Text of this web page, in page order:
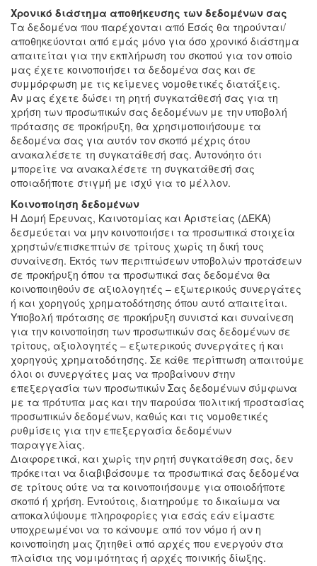
Χρονικό διάστημα αποθήκευσης των δεδομένων σας
Τα δεδομένα που παρέχονται από Εσάς θα τηρούνται/
αποθηκεύονται από εμάς μόνο για όσο χρονικό διάστημα
απαιτείται για την εκπλήρωση του σκοπού για τον οποίο
μας έχετε κοινοποιήσει τα δεδομένα σας και σε
συμμόρφωση με τις κείμενες νομοθετικές διατάξεις.
Αν μας έχετε δώσει τη ρητή συγκατάθεσή σας για τη
χρήση των προσωπικών σας δεδομένων με την υποβολή
πρότασης σε προκήρυξη, θα χρησιμοποιήσουμε τα
δεδομένα σας για αυτόν τον σκοπό μέχρις ότου
ανακαλέσετε τη συγκατάθεσή σας. Αυτονόητο ότι
μπορείτε να ανακαλέσετε τη συγκατάθεσή σας
οποιαδήποτε στιγμή με ισχύ για το μέλλον.
Κοινοποίηση δεδομένων
Η Δομή Έρευνας, Καινοτομίας και Αριστείας (ΔΕΚΑ)
δεσμεύεται να μην κοινοποιήσει τα προσωπικά στοιχεία
χρηστών/επισκεπτών σε τρίτους χωρίς τη δική τους
συναίνεση. Εκτός των περιπτώσεων υποβολών προτάσεων
σε προκήρυξη όπου τα προσωπικά σας δεδομένα θα
κοινοποιηθούν σε αξιολογητές – εξωτερικούς συνεργάτες
ή και χορηγούς χρηματοδότησης όπου αυτό απαιτείται.
Υποβολή πρότασης σε προκήρυξη συνιστά και συναίνεση
για την κοινοποίηση των προσωπικών σας δεδομένων σε
τρίτους, αξιολογητές – εξωτερικούς συνεργάτες ή και
χορηγούς χρηματοδότησης. Σε κάθε περίπτωση απαιτούμε
όλοι οι συνεργάτες μας να προβαίνουν στην
επεξεργασία των προσωπικών Σας δεδομένων σύμφωνα
με τα πρότυπα μας και την παρούσα πολιτική προστασίας
προσωπικών δεδομένων, καθώς και τις νομοθετικές
ρυθμίσεις για την επεξεργασία δεδομένων
παραγγελίας.
Διαφορετικά, και χωρίς την ρητή συγκατάθεση σας, δεν
πρόκειται να διαβιβάσουμε τα προσωπικά σας δεδομένα
σε τρίτους ούτε να τα κοινοποιήσουμε για οποιοδήποτε
σκοπό ή χρήση. Εντούτοις, διατηρούμε το δικαίωμα να
αποκαλύψουμε πληροφορίες για εσάς εάν είμαστε
υποχρεωμένοι να το κάνουμε από τον νόμο ή αν η
κοινοποίηση μας ζητηθεί από αρχές που ενεργούν στα
πλαίσια της νομιμότητας ή αρχές ποινικής δίωξης.